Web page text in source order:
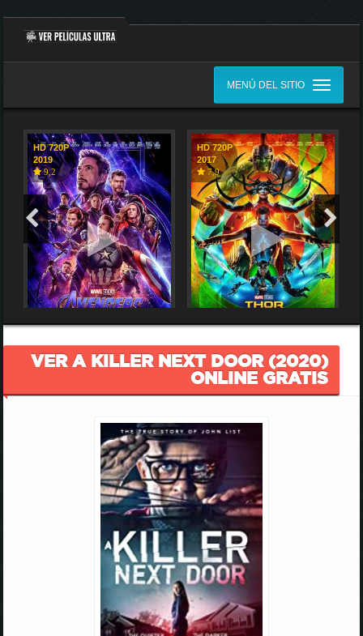
MENÚ DEL SITIO
HD 720P
2019
9,2
HD 720P
2017
7,9
VER A KILLER NEXT DOOR (2020)
ONLINE GRATIS